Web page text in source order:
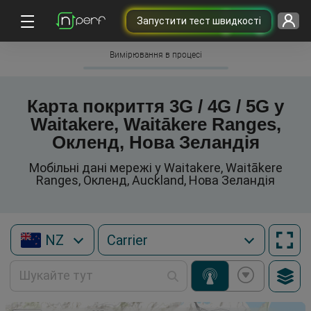
Запустити тест швидкості
Вимірювання в процесі
Карта покриття 3G / 4G / 5G у
Waitakere, Waitākere Ranges,
Окленд, Нова Зеландія
Мобільні дані мережі у Waitakere, Waitākere
Ranges, Окленд, Auckland, Нова Зеландія
NZ